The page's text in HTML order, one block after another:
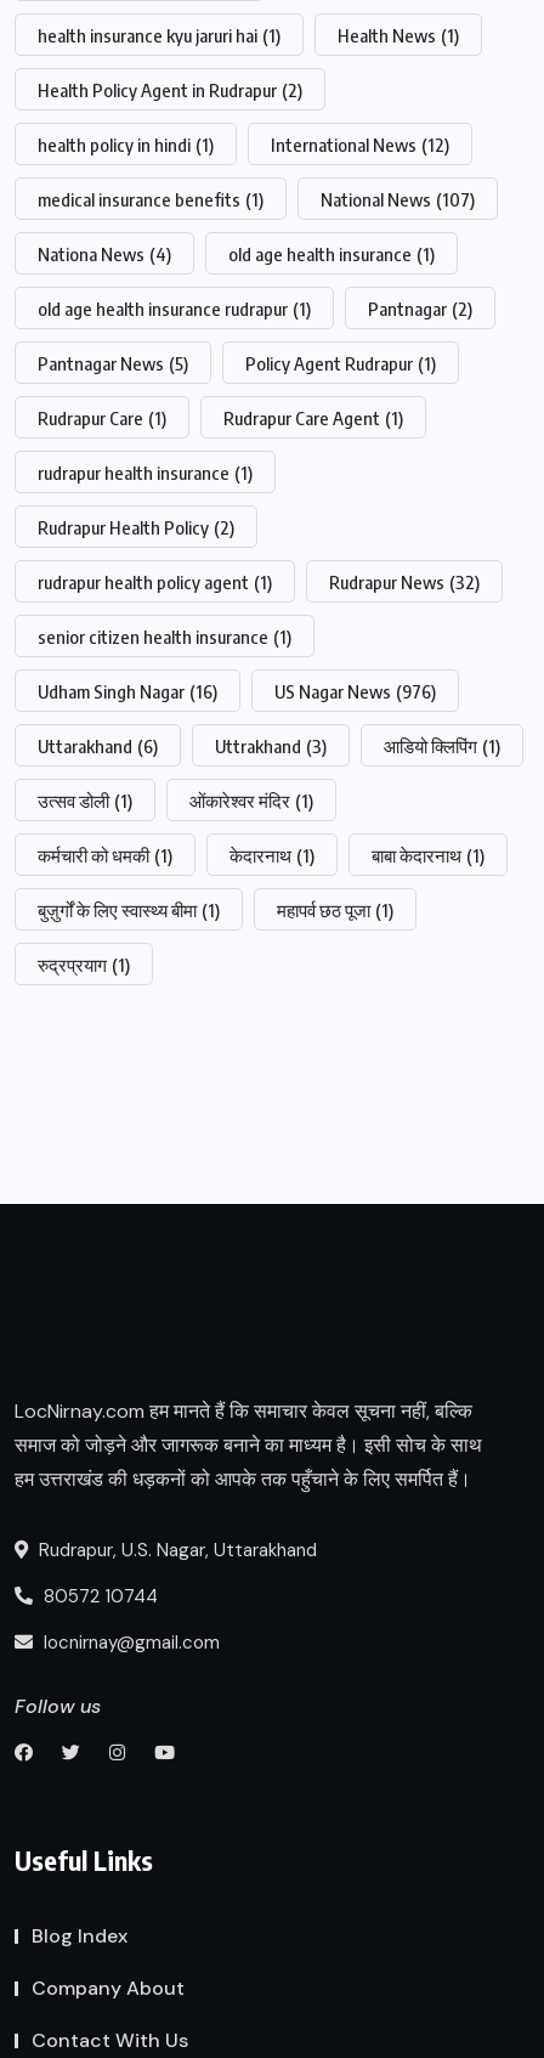
health insurance kyu jaruri hai (1) Health News (1)
Health Policy Agent in Rudrapur (2)
health policy in hindi (1) International News (12)
medical insurance benefits (1) National News (107)
Nationa News (4) old age health insurance (1)
old age health insurance rudrapur (1) Pantnagar (2)
Pantnagar News (5) Policy Agent Rudrapur (1)
Rudrapur Care (1) Rudrapur Care Agent (1)
rudrapur health insurance (1)
Rudrapur Health Policy (2)
rudrapur health policy agent (1) Rudrapur News (32)
senior citizen health insurance (1)
Udham Singh Nagar (16) US Nagar News (976)
Uttarakhand (6) Uttrakhand (3) आडियो क्लिपिंग (1)
उत्सव डोली (1) ओंकारेश्वर मंदिर (1)
कर्मचारी को धमकी (1) केदारनाथ (1) बाबा केदारनाथ (1)
बुज़ुर्गों के लिए स्वास्थ्य बीमा (1) महापर्व छठ पूजा (1)
रुद्रप्रयाग (1)
LocNirnay.com हम मानते हैं कि समाचार केवल सूचना नहीं, बल्कि
समाज को जोड़ने और जागरूक बनाने का माध्यम है। इसी सोच के साथ
हम उत्तराखंड की धड़कनों को आपके तक पहुँचाने के लिए समर्पित हैं।
Rudrapur, U.S. Nagar, Uttarakhand
80572 10744
locnirnay@gmail.com
Follow us
Useful Links
Blog Index
Company About
Contact With Us